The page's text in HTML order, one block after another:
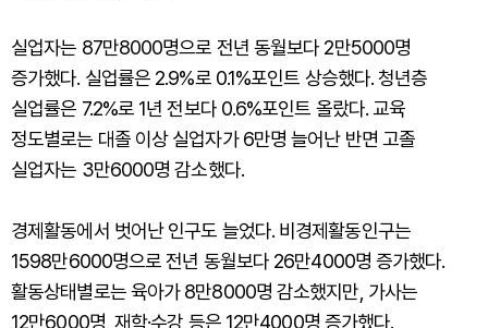
실업자는 87만8000명으로 전년 동월보다 2만5000명
증가했다. 실업률은 2.9%로 0.1%포인트 상승했다. 청년층
실업률은 7.2%로 1년 전보다 0.6%포인트 올랐다. 교육
정도별로는 대졸 이상 실업자가 6만명 늘어난 반면 고졸
실업자는 3만6000명 감소했다.
경제활동에서 벗어난 인구도 늘었다. 비경제활동인구는
1598만6000명으로 전년 동월보다 26만4000명 증가했다.
활동상태별로는 육아가 8만8000명 감소했지만, 가사는
12만6000명, 재학·수강 등은 12만4000명 증가했다.